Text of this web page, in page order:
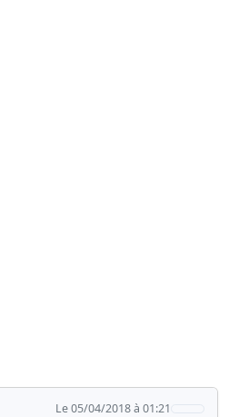
Le 05/04/2018 à 01:21